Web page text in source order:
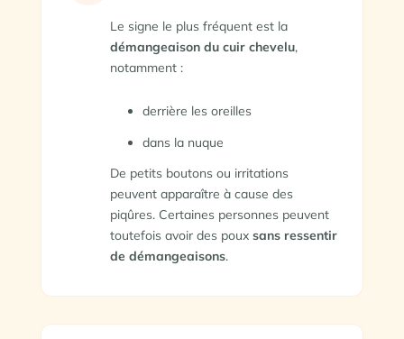
Le signe le plus fréquent est la
démangeaison du cuir chevelu,
notamment :
derrière les oreilles
dans la nuque
De petits boutons ou irritations
peuvent apparaître à cause des
piqûres. Certaines personnes peuvent
toutefois avoir des poux sans ressentir
de démangeaisons.